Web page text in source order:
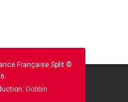
Française Split ©
Dobbin